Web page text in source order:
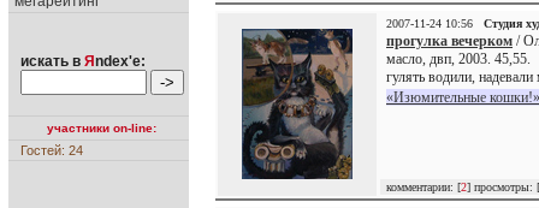
искать в Я ndex'е:
участники on-line:
Гостей: 24
2007-11-24 10:56 Студия
прогулка вечерком /
масло, двп, 2003. 45,55.
гулять водили,
«Изюмительные
комментарии: [2] просмотры: [